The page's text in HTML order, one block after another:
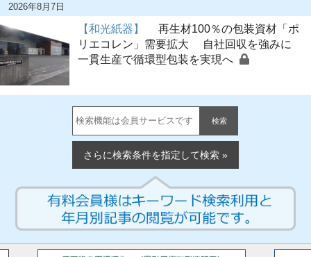
2026年8月7日
【和光紙器】
再生材100％の包装資材「ポ
リエコレン」需要拡大 自社回収を強みに
一貫生産で循環型包装を実現へ
検索
さらに検索条件を指定して検索 »